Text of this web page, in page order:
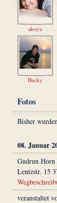
akoya
Hecky
Fotos
Bisher
08. Januar
Gudrun Horn
Lentzstr. 15
veranstaltet